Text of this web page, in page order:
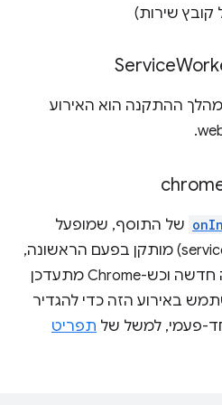
קובץ שירות)
Service
ההתקנה הוא האירוע
של התוסף, שמופעל
כשהתוסף (לא ה-service worker) מותקן בפעם הראשונה,
כשהתוסף מתעדכן לגרסה חדשה וכש-Chrome מתעדכן
באירוע הזה כדי להגדיר
פעמי, למשל של תפריט